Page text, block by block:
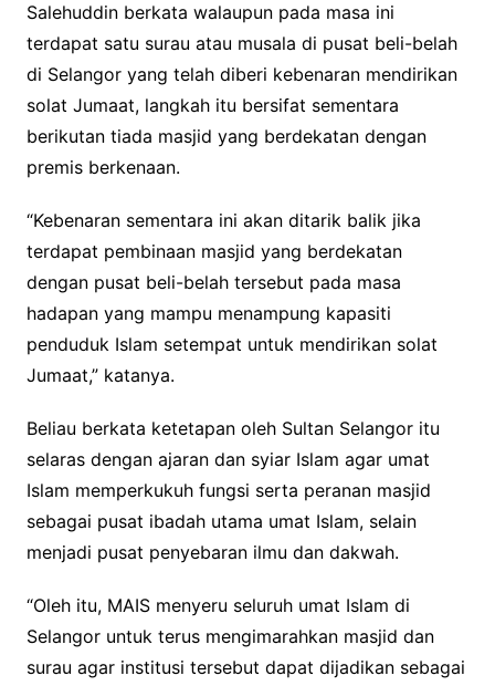
Salehuddin berkata walaupun pada masa ini
terdapat satu surau atau musala di pusat beli-belah
di Selangor yang telah diberi kebenaran mendirikan
solat Jumaat, langkah itu bersifat sementara
berikutan tiada masjid yang berdekatan dengan
premis berkenaan.
“Kebenaran sementara ini akan ditarik balik jika
terdapat pembinaan masjid yang berdekatan
dengan pusat beli-belah tersebut pada masa
hadapan yang mampu menampung kapasiti
penduduk Islam setempat untuk mendirikan solat
Jumaat,” katanya.
Beliau berkata ketetapan oleh Sultan Selangor itu
selaras dengan ajaran dan syiar Islam agar umat
Islam memperkukuh fungsi serta peranan masjid
sebagai pusat ibadah utama umat Islam, selain
menjadi pusat penyebaran ilmu dan dakwah.
“Oleh itu, MAIS menyeru seluruh umat Islam di
Selangor untuk terus mengimarahkan masjid dan
surau agar institusi tersebut dapat dijadikan sebagai